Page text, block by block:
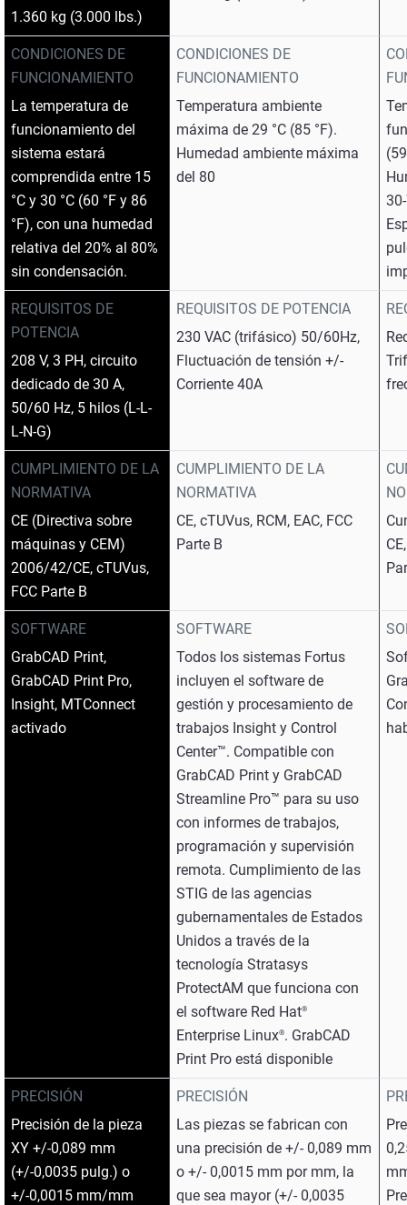
1.360 kg (3.000 lbs.)
CONDICIONES DE
FUNCIONAMIENTO
La temperatura de
funcionamiento del
sistema estará
comprendida entre 15
°C y 30 °C (60 °F y 86
°F), con una humedad
relativa del 20% al 80%
sin condensación.
REQUISITOS DE
POTENCIA
208 V, 3 PH, circuito
dedicado de 30 A,
50/60 Hz, 5 hilos (L-L-
L-N-G)
CUMPLIMIENTO DE LA
NORMATIVA
CE (Directiva sobre
máquinas y CEM)
2006/42/CE, cTUVus,
FCC Parte B
SOFTWARE
GrabCAD Print,
GrabCAD Print Pro,
Insight, MTConnect
activado
PRECISIÓN
Precisión de la pieza
XY +/-0,089 mm
(+/-0,0035 pulg.) o
+/-0,0015 mm/mm
CONDICIONES DE
FUNCIONAMIENTO
Temperatura ambiente
máxima de 29 °C (85 °F).
Humedad ambiente máxima
del 80
REQUISITOS DE POTENCIA
230 VAC (trifásico) 50/60Hz,
Fluctuación de tensión +/-
Corriente 40A
CUMPLIMIENTO DE LA
NORMATIVA
CE, cTUVus, RCM, EAC, FCC
Parte B
SOFTWARE
Todos los sistemas Fortus
incluyen el software de
gestión y procesamiento de
trabajos Insight y Control
Center™. Compatible con
GrabCAD Print y GrabCAD
Streamline Pro™ para su uso
con informes de trabajos,
programación y supervisión
remota. Cumplimiento de las
STIG de las agencias
gubernamentales de Estados
Unidos a través de la
tecnología Stratasys
ProtectAM que funciona con
el software Red Hat®
Enterprise Linux®. GrabCAD
Print Pro está disponible
PRECISIÓN
Las piezas se fabrican con
una precisión de +/- 0,089 mm
o +/- 0,0015 mm por mm, la
que sea mayor (+/- 0,0035